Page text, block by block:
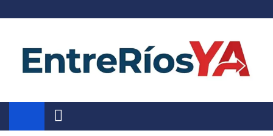
Noticias de Entre Ríos
Información de toda la provincia ahora